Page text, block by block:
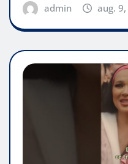
admin aug.